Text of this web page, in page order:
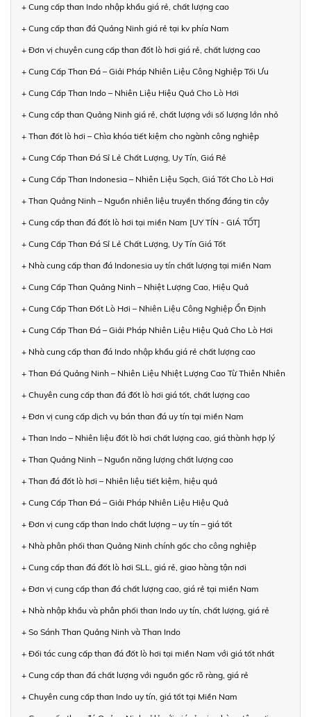
+ Cung cấp than Indo nhập khẩu giá rẻ, chất lượng cao
+ Cung cấp than đá Quảng Ninh giá rẻ tại kv phía Nam
+ Đơn vị chuyên cung cấp than đốt lò hơi giá rẻ, chất lượng cao
+ Cung Cấp Than Đá – Giải Pháp Nhiên Liệu Công Nghiệp Tối Ưu
+ Cung Cấp Than Indo – Nhiên Liệu Hiệu Quả Cho Lò Hơi
+ Cung cấp than Quảng Ninh giá rẻ, chất lượng với số lượng lớn nhỏ
+ Than đốt lò hơi – Chìa khóa tiết kiệm cho ngành công nghiệp
+ Cung Cấp Than Đá Sỉ Lẻ Chất Lượng, Uy Tín, Giá Rẻ
+ Cung Cấp Than Indonesia – Nhiên Liệu Sạch, Giá Tốt Cho Lò Hơi
+ Than Quảng Ninh – Nguồn nhiên liệu truyền thống đáng tin cậy
+ Cung cấp than đá đốt lò hơi tại miền Nam [UY TÍN - GIÁ TỐT]
+ Cung Cấp Than Đá Sỉ Lẻ Chất Lượng, Uy Tín Giá Tốt
+ Nhà cung cấp than đá Indonesia uy tín chất lượng tại miền Nam
+ Cung Cấp Than Quảng Ninh – Nhiệt Lượng Cao, Hiệu Quả
+ Cung Cấp Than Đốt Lò Hơi – Nhiên Liệu Công Nghiệp Ổn Định
+ Cung Cấp Than Đá – Giải Pháp Nhiên Liệu Hiệu Quả Cho Lò Hơi
+ Nhà cung cấp than đá Indo nhập khẩu giá rẻ chất lượng cao
+ Than Đá Quảng Ninh – Nhiên Liệu Nhiệt Lượng Cao Từ Thiên Nhiên
+ Chuyên cung cấp than đá đốt lò hơi giá tốt, chất lượng cao
+ Đơn vị cung cấp dịch vụ bán than đá uy tín tại miền Nam
+ Than Indo – Nhiên liệu đốt lò hơi chất lượng cao, giá thành hợp lý
+ Than Quảng Ninh – Nguồn năng lượng chất lượng cao
+ Than đá đốt lò hơi – Nhiên liệu tiết kiệm, hiệu quả
+ Cung Cấp Than Đá – Giải Pháp Nhiên Liệu Hiệu Quả
+ Đơn vị cung cấp than Indo chất lượng – uy tín – giá tốt
+ Nhà phân phối than Quảng Ninh chính gốc cho công nghiệp
+ Cung cấp than đá đốt lò hơi SLL, giá rẻ, giao hàng tận nơi
+ Đơn vị cung cấp than đá chất lượng cao, giá rẻ tại miền Nam
+ Nhà nhập khẩu và phân phối than Indo uy tín, chất lượng, giá rẻ
+ So Sánh Than Quảng Ninh và Than Indo
+ Đối tác cung cấp than đá đốt lò hơi tại miền Nam với giá tốt nhất
+ Cung cấp than đá chất lượng với nguồn gốc rõ ràng, giá rẻ
+ Chuyên cung cấp than Indo uy tín, giá tốt tại Miền Nam